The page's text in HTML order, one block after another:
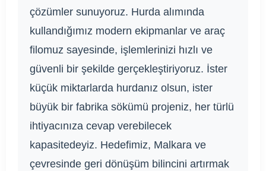
çözümler sunuyoruz. Hurda alımında
kullandığımız modern ekipmanlar ve araç
filomuz sayesinde, işlemlerinizi hızlı ve
güvenli bir şekilde gerçekleştiriyoruz. İster
küçük miktarlarda hurdanız olsun, ister
büyük bir fabrika sökümü projeniz, her türlü
ihtiyacınıza cevap verebilecek
kapasitedeyiz. Hedefimiz, Malkara ve
çevresinde geri dönüşüm bilincini artırmak